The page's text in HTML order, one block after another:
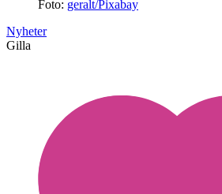
Foto: geralt/Pixabay
Nyheter
Gilla